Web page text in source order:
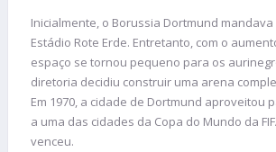
Inicialmente, o Borussia Dortmund
Estádio Rote Erde. Entretanto, com o
espaço se tornou pequeno para os
diretoria decidiu construir uma arena
Em 1970, a cidade de Dortmund aproveitou
a uma das cidades da Copa do Mundo da
venceu.